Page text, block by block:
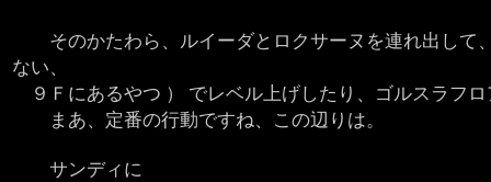
そのかたわら、ルイーダとロクサーヌを連れ出して
ない、
９Ｆにあるやつ ） でレベル上げしたり、ゴルスラフ
まあ、定番の行動ですね、この辺りは。
サンディに